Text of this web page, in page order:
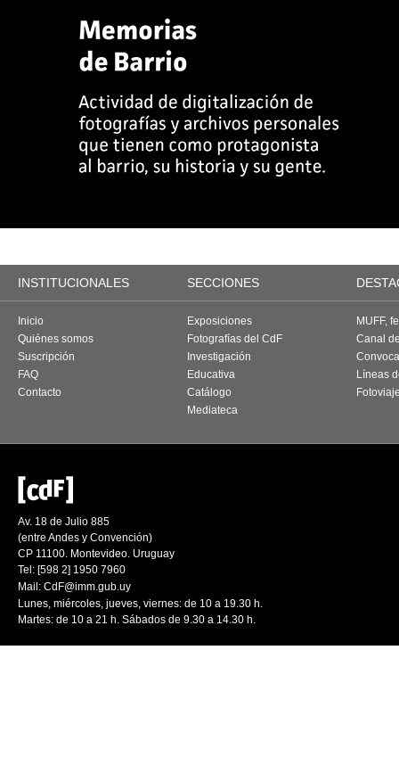
INSTITUCIONALES SECCIONES
Inicio
Quiénes somos
Suscripción
FAQ
Contacto
Exposiciones
Fotografías del CdF
Investigación
Educativa
Catálogo
Mediateca
MUFF,
Canal
Líneas
Av. 18 de Julio 885
(entre Andes y Convención)
CP 11100. Montevideo. Uruguay
Tel: [598 2] 1950 7960
Mail: CdF@imm.gub.uy
Lunes, miércoles, jueves, viernes: de 10 a 19.30 h.
Martes: de 10 a 21 h. Sábados de 9.30 a 14.30 h.